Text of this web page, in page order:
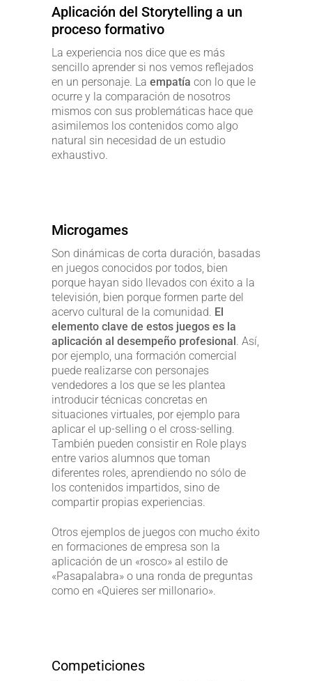
Aplicación del Storytelling a un
proceso formativo
La experiencia nos dice que es más
sencillo aprender si nos vemos reflejados
en un personaje. La empatía con lo que le
ocurre y la comparación de nosotros
mismos con sus problemáticas hace que
asimilemos los contenidos como algo
natural sin necesidad de un estudio
exhaustivo.
Microgames
Son dinámicas de corta duración, basadas
en juegos conocidos por todos, bien
porque hayan sido llevados con éxito a la
televisión, bien porque formen parte del
acervo cultural de la comunidad. El
elemento clave de estos juegos es la
aplicación al desempeño profesional. Así,
por ejemplo, una formación comercial
puede realizarse con personajes
vendedores a los que se les plantea
introducir técnicas concretas en
situaciones virtuales, por ejemplo para
aplicar el up-selling o el cross-selling.
También pueden consistir en Role plays
entre varios alumnos que toman
diferentes roles, aprendiendo no sólo de
los contenidos impartidos, sino de
compartir propias experiencias.
Otros ejemplos de juegos con mucho éxito
en formaciones de empresa son la
aplicación de un «rosco» al estilo de
«Pasapalabra» o una ronda de preguntas
como en «Quieres ser millonario».
Competiciones